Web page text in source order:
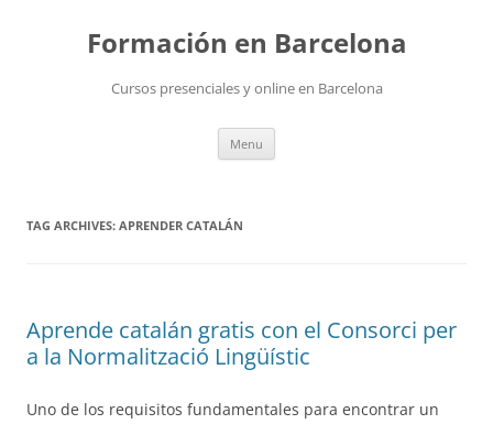
Formación en Barcelona
Cursos presenciales y online en Barcelona
Menu
TAG ARCHIVES: APRENDER CATALÁN
Aprende catalán gratis con el Consorci per
a la Normalització Lingüístic
Uno de los requisitos fundamentales para encontrar un